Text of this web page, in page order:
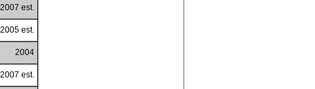
2007 est.
2005 est.
2004
2007 est.